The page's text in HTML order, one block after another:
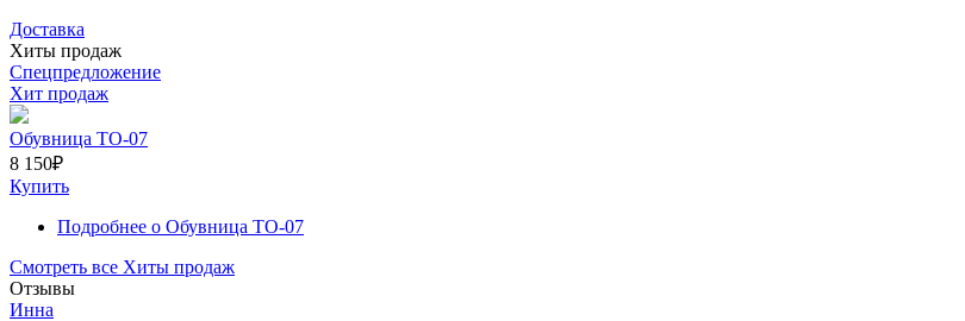
Доставка
Хиты продаж
Спецпредложение
Хит продаж
Обувница ТО-07
8 150₽
Купить
Подробнее о Обувница ТО-07
Смотреть все Хиты продаж
Отзывы
Инна